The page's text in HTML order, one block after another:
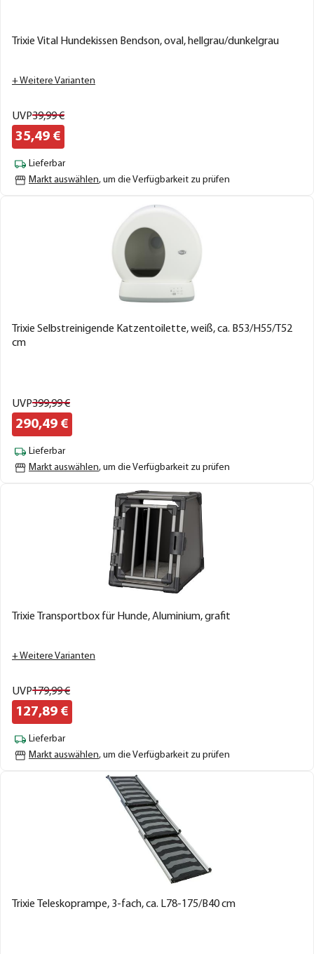
Trixie Vital Hundekissen Bendson, oval, hellgrau/dunkelgrau
+ Weitere Varianten
UVP39,99€
35,49 €
Lieferbar
Markt auswählen, um die Verfügbarkeit zu prüfen
Trixie Selbstreinigende Katzentoilette, weiß, ca. B53/H55/T52
cm
UVP399,99€
290,49 €
Lieferbar
Markt auswählen, um die Verfügbarkeit zu prüfen
Trixie Transportbox für Hunde, Aluminium, grafit
+ Weitere Varianten
UVP179,99€
127,89 €
Lieferbar
Markt auswählen, um die Verfügbarkeit zu prüfen
Trixie Teleskoprampe, 3-fach, ca. L78-175/B40 cm